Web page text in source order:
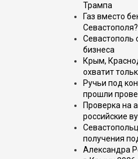
Трампа
Газ вместо
Севастополя?
Севастополь
бизнеса
Крым,
охватит
Ручьи под
прошли
Проверка на
российские
получения
Александра